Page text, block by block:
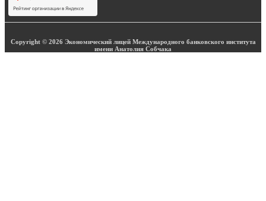
Copyright © 2026 Экономический лицей Международного банковского института
имени Анатолия Собчака